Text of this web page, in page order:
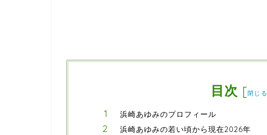
目次 [閉じる
浜崎あゆみのプロフィール
浜崎あゆみの若い頃から現在2026年